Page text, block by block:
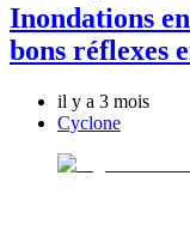
Inondations
bons réflexes
il y a 3 mois
Cyclone